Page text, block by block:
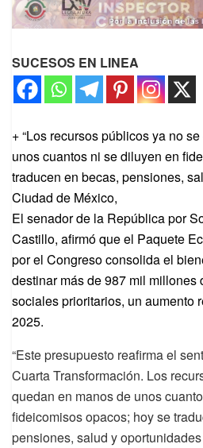
SUCESOS EN LINEA
+ “Los recursos públicos ya no
unos cuantos ni se diluyen en
traducen en becas, pensiones,
Ciudad de México,
El senador de la República por
Castillo, afirmó que el Paquete
por el Congreso consolida el
destinar más de 987 mil millones
sociales prioritarios, un aumento
2025.
“Este presupuesto reafirma el
Cuarta Transformación. Los
quedan en manos de unos
fideicomisos opacos; hoy se
pensiones, salud y